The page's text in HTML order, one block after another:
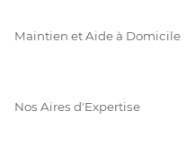
Maintien et Aide à Domicile
Nos Aires d'Expertise